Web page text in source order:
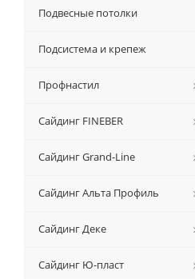
Подвесные потолки
Подсистема и крепеж
Профнастил
Сайдинг FINEBER
Сайдинг Grand-Line
Сайдинг Альта Профиль
Сайдинг Деке
Сайдинг Ю-пласт